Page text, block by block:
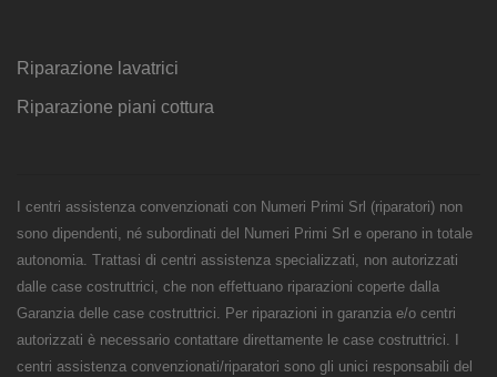
Riparazione lavatrici
Riparazione piani cottura
I centri assistenza convenzionati con Numeri Primi Srl (riparatori) non
sono dipendenti, né subordinati del Numeri Primi Srl e operano in totale
autonomia. Trattasi di centri assistenza specializzati, non autorizzati
dalle case costruttrici, che non effettuano riparazioni coperte dalla
Garanzia delle case costruttrici. Per riparazioni in garanzia e/o centri
autorizzati è necessario contattare direttamente le case costruttrici. I
centri assistenza convenzionati/riparatori sono gli unici responsabili del